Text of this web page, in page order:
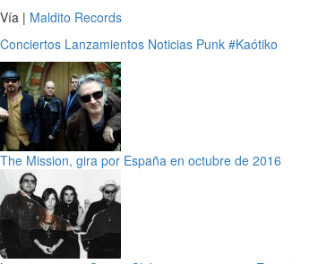
Vía | Maldito Records
Conciertos Lanzamientos Noticias Punk #Kaótiko
The Mission, gira por España en octubre de 2016